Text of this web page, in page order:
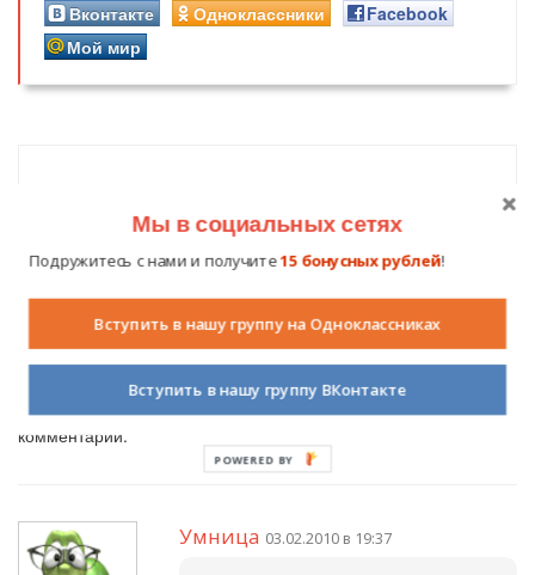
Вконтакте Одноклассники
Facebook
Мой мир
Комментарии (5)
Авторизуйтесь на сайте
, чтобы вы могли оставить свой
комментарий.
Умница 03.02.2010 в 19:37
Мы в социальных сетях
Подружитесь с нами и получите15 бонусных рублей!
Вступить в нашу группу на Одноклассниках
Вступить в нашу группу ВКонтакте
POWERED BY